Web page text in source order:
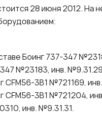
28 июня 2012. На
Боинг 737-347
№23183, инв.
CFM56-3B1 №721169,
CFM56-3B1 №721204,
инв. №9.31.31.